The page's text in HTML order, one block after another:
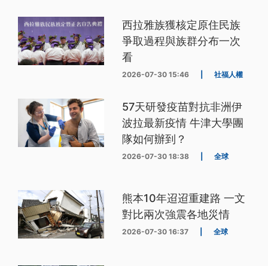
西拉雅族獲核定原住民族
爭取過程與族群分布一次
看
2026-07-30 15:46 社福人權
57天研發疫苗對抗非洲伊
波拉最新疫情 牛津大學團
隊如何辦到？
2026-07-30 18:38 全球
熊本10年迢迢重建路 一文
對比兩次強震各地災情
2026-07-30 16:37 全球